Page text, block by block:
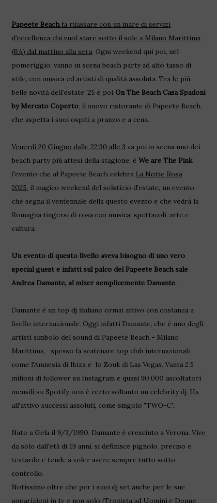
Papeete Beachfa rilassare con un mare di servizi
d'eccellenza chi vuol stare sotto il sole a Milano Marittima
(RA) dal mattino alla sera. Ogni weekend qui poi, nel
pomeriggio, vanno in scena beach party ad alto tasso di
stile, con musica ed artisti di qualità assoluta. Tra le più
belle novità dell'estate '25 è poi On The Beach Casa Spadoni
by Mercato Coperto, il nuovo ristorante di Papeete Beach,
che aspetta i suoi ospiti a pranzo e a cena.
Venerdì 20 Giugno dalle 22:30 alle 3 va poi in scena uno dei
beach party più attesi della stagione: è We are The Pink,
l'evento che al Papeete Beach celebra La Notte Rosa
2025, il magico weekend del solstizio d'estate, un evento
che segna il ventennale della questo evento e che vedrà la
Romagna tingersi di rosa con musica, spettacoli, arte e
cultura.
Un evento di questo livello aveva bisogno di uno vero
special guest e infatti sul palco del Papeete Beach sale
Andrea Damante, al mixer semplicemente Damante.
Damante è un top dj italiano ormai attivo con costanza a
livello internazionale. Oggi infatti Damante, che è uno degli
artisti simbolo del sound di Papeete Beach - Milano
Marittima, spesso fa scatenare top club internazionali
come l'Amnesia di Ibiza e lo Zouk di Las Vegas. Vanta 2.5
milioni di follower su Instagram e quasi 90.000 ascoltatori
mensili su Spotify, non è certo soltanto un celebrity dj. Ha
all'attivo successi assoluti, come singolo "TWO-C".
Nato a Gela il 9/3/1990, Damante è cresciuto a Verona. Vive
da solo dall'età di 19 anni, si definisce pignolo, preciso e
testardo e tende a voler avere sempre tutto sotto
controllo.
Notissimo oltre che per i suoi dj set anche per le sue
apparizioni in tv e non solo (Tronista ad Uomini e Donne,